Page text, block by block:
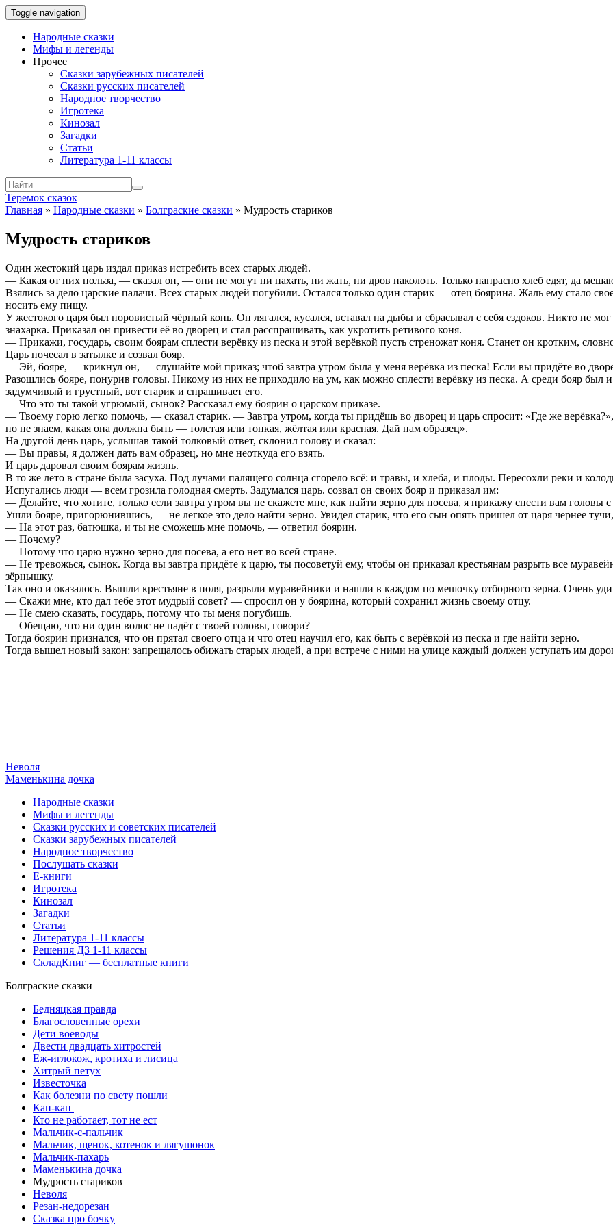
Toggle navigation
Народные сказки
Мифы и легенды
Прочее
Сказки зарубежных писателей
Сказки русских писателей
Народное творчество
Игротека
Кинозал
Загадки
Статьи
Литература 1-11 классы
Теремок сказок
Главная » Народные сказки » Болграские сказки » Мудрость стариков
Мудрость стариков
Один жестокий царь издал приказ истребить всех старых людей.
— Какая от них польза, — сказал он, — они не могут ни пахать, ни жать, ни дров наколоть. Только напрасно хлеб едят, да
Взялись за дело царские палачи. Всех старых людей погубили. Остался только один старик — отец боярина. Жаль ему стало
носить ему пищу.
У жестокого царя был норовистый чёрный конь. Он лягался, кусался, вставал на дыбы и сбрасывал с себя ездоков. Никто не
знахарка. Приказал он привести её во дворец и стал расспрашивать, как укротить ретивого коня.
— Прикажи, государь, своим боярам сплести верёвку из песка и этой верёвкой пусть стреножат коня. Станет он кротким,
Царь почесал в затылке и созвал бояр.
— Эй, бояре, — крикнул он, — слушайте мой приказ; чтоб завтра утром была у меня верёвка из песка! Если вы придёте во
Разошлись бояре, понурив головы. Никому из них не приходило на ум, как можно сплести верёвку из песка. А среди бояр
задумчивый и грустный, вот старик и спрашивает его.
— Что это ты такой угрюмый, сынок? Рассказал ему боярин о царском приказе.
— Твоему горю легко помочь, — сказал старик. — Завтра утром, когда ты придёшь во дворец и царь спросит: «Где же
но не знаем, какая она должна быть — толстая или тонкая, жёлтая или красная. Дай нам образец».
На другой день царь, услышав такой толковый ответ, склонил голову и сказал:
— Вы правы, я должен дать вам образец, но мне неоткуда его взять.
И царь даровал своим боярам жизнь.
В то же лето в стране была засуха. Под лучами палящего солнца сгорело всё: и травы, и хлеба, и плоды. Пересохли реки и
Испугались люди — всем грозила голодная смерть. Задумался царь. созвал он своих бояр и приказал им:
— Делайте, что хотите, только если завтра утром вы не скажете мне, как найти зерно для посева, я прикажу снести вам головы
Ушли бояре, пригорюнившись, — не легкое это дело найти зерно. Увидел старик, что его сын опять пришел от царя чернее
— На этот раз, батюшка, и ты не сможешь мне помочь, — ответил боярин.
— Почему?
— Потому что царю нужно зерно для посева, а его нет во всей стране.
— Не тревожься, сынок. Когда вы завтра придёте к царю, ты посоветуй ему, чтобы он приказал крестьянам разрыть все
зёрнышку.
Так оно и оказалось. Вышли крестьяне в поля, разрыли муравейники и нашли в каждом по мешочку отборного зерна. Очень
— Скажи мне, кто дал тебе этот мудрый совет? — спросил он у боярина, который сохранил жизнь своему отцу.
— Не смею сказать, государь, потому что ты меня погубишь.
— Обещаю, что ни один волос не падёт с твоей головы, говори?
Тогда боярин признался, что он прятал своего отца и что отец научил его, как быть с верёвкой из песка и где найти зерно.
Тогда вышел новый закон: запрещалось обижать старых людей, а при встрече с ними на улице каждый должен уступать им
Неволя
Маменькина дочка
Народные сказки
Мифы и легенды
Сказки русских и советских писателей
Сказки зарубежных писателей
Народное творчество
Послушать сказки
Е-книги
Игротека
Кинозал
Загадки
Статьи
Литература 1-11 классы
Решения ДЗ 1-11 классы
СкладКниг — бесплатные книги
Болграские сказки
Бедняцкая правда
Благословенные орехи
Дети воеводы
Двести двадцать хитростей
Еж-иглокож, кротиха и лисица
Хитрый петух
Известочка
Как болезни по свету пошли
Кап-кап
Кто не работает, тот не ест
Мальчик-с-пальчик
Мальчик, щенок, котенок и лягушонок
Мальчик-пахарь
Маменькина дочка
Мудрость стариков
Неволя
Резан-недорезан
Сказка про бочку